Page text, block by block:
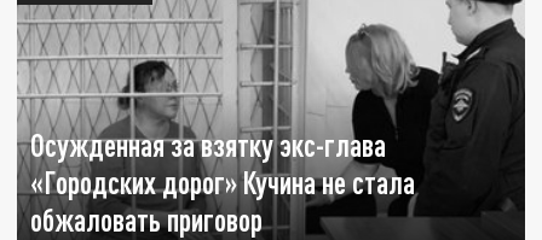
Осужденная за взятку экс-глава
«Городских дорог» Кучина не стала
обжаловать приговор